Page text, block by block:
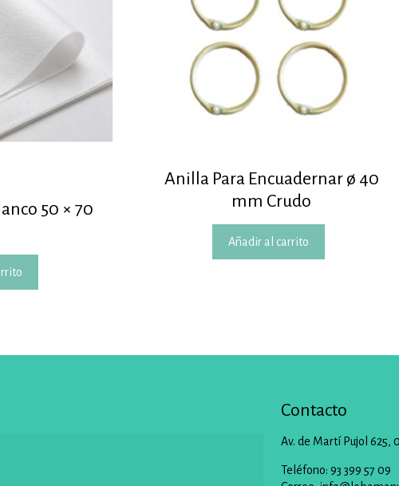
50 × 70
Anilla Para Encuadernar ø 40
mm Crudo
Añadir al carrito
Contacto
Av. de Martí Pujol 625,
Teléfono: 93 399 57 09